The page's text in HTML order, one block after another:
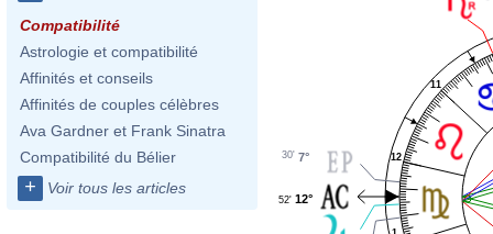
Compatibilité
Astrologie et compatibilité
Affinités et conseils
Affinités de couples célèbres
Ava Gardner et Frank Sinatra
Compatibilité du Bélier
+ Voir tous les articles
11
12
7°
30'
12°
52'